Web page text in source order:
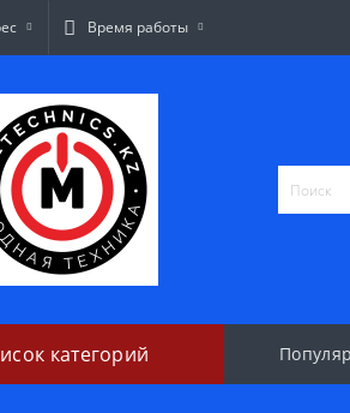
Время работы
категорий